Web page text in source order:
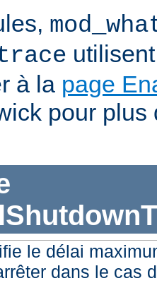
à la page
pour
le délai
dans le cas